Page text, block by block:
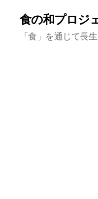
食の和プロジ
「食」を通じて長